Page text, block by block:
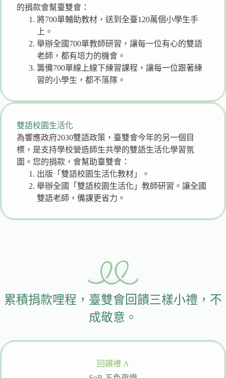
的捐款會幫臺雙會：
將700單輔助教材，送到全臺120萬個小學生手
上。
舉辦全國700單教師研習，讓每一位有心的雙語
老師，都有培力的機會。
籌備700單線上線下練習課程，讓每一位跟著練
習的小學生，都不落隊。
雙語校園生活化
為響應政府2030雙語政策，臺雙會今年的另一個目
標，是支持學校營造師生共學的雙語生活化學習氛
圍。您的捐款，會幫助臺雙會：
出版「雙語校園生活化教材」。
舉辦全國「雙語校園生活化」教師研習。讓全國
雙語老師，備課更省力。
累積捐款哩程，臺雙會回饋三樣小禮，不
成敬意。
回饋禮 A